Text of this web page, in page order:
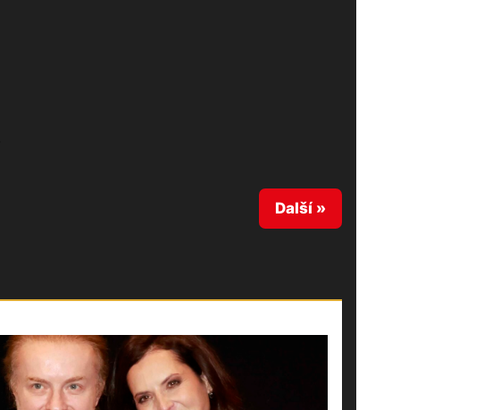
Další »